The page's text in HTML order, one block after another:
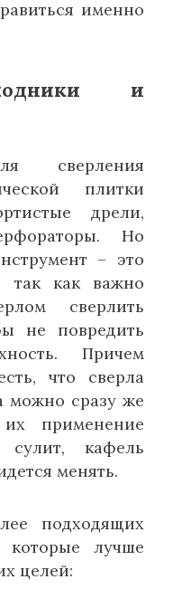
именно
и
сверления
плитки
дрели,
Но
– это
так как важно
сверлить
не повредить
Причем
что сверла
можно сразу же
применение
кафель
менять.
подходящих
которые лучше
целей: